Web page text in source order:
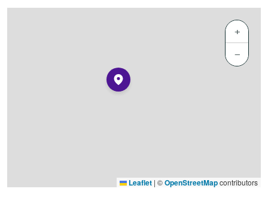
+
−
Leaflet | ©OpenStreetMapcontributors